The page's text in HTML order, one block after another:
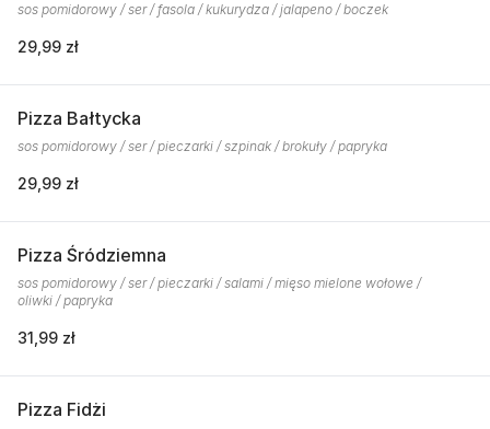
sos pomidorowy / ser / fasola / kukurydza / jalapeno / boczek
29,99 zł
Pizza Bałtycka
sos pomidorowy / ser / pieczarki / szpinak / brokuły / papryka
29,99 zł
Pizza Śródziemna
sos pomidorowy / ser / pieczarki / salami / mięso mielone wołowe /
oliwki / papryka
31,99 zł
Pizza Fidżi